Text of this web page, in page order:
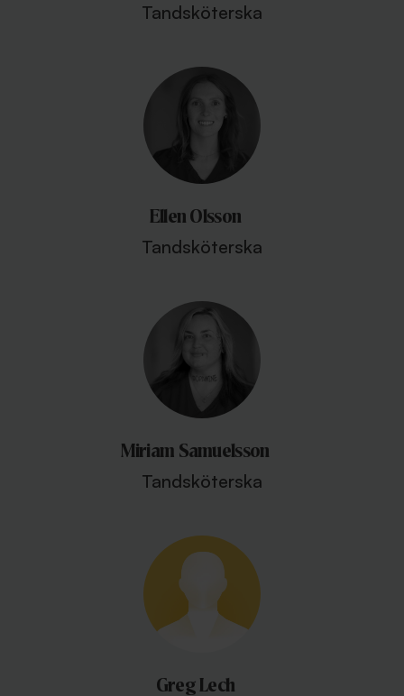
Tandsköterska
Ellen Olsson
Tandsköterska
Miriam Samuelsson
Tandsköterska
Greg Lech